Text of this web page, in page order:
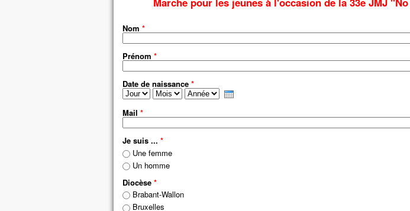
Jésus leur donna cet ordre :
« Ne parlez de cette vision à personne,
soit ressuscité d’entre les morts. »
Nom *
Prénom *
Date de naissance *
Jour Mois
Année
Mail *
Je suis ... *
Une femme
Un homme
Diocèse *
Brabant-Wallon
Bruxelles